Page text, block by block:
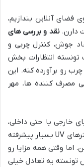
فضای آنلاین بندازیم،
دارن.نقد و بررسی های
جوش، کنترل چربی و
انتظارات بخش
رو برآورده کنه. این
مصرف کننده ها، مهر
خارجی یا حتی داخلی،
در بعضی جنبه ها، مثلاً در تنوع رنگی یا فیلترهای UV بسیار پیشرفته
اما وقتی همه مزایا رو
تونسته یه تعادل خیلی